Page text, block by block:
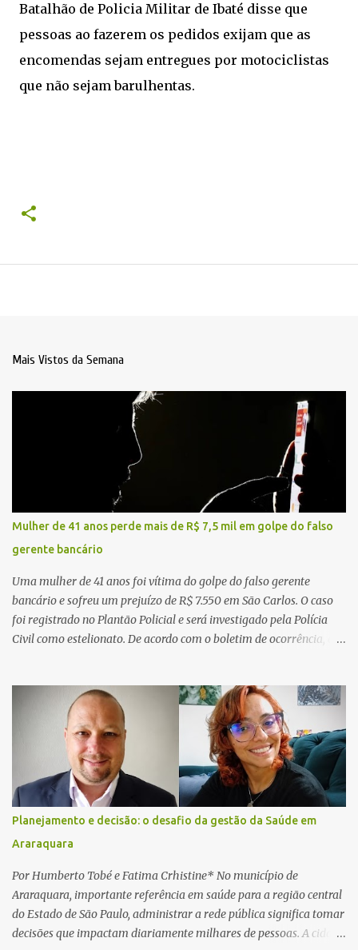
Batalhão de Policia Militar de Ibaté disse que
pessoas ao fazerem os pedidos exijam que as
encomendas sejam entregues por motociclistas
que não sejam barulhentas.
Mais Vistos da Semana
Mulher de 41 anos perde mais de R$ 7,5 mil em golpe do falso
gerente bancário
Uma mulher de 41 anos foi vítima do golpe do falso gerente
bancário e sofreu um prejuízo de R$ 7.550 em São Carlos. O caso
foi registrado no Plantão Policial e será investigado pela Polícia
Civil como estelionato. De acordo com o boletim de ocorrência, a
suspeito alegou que seria necessário atualizar o cadastro da conta
e passou a orientar a vítima sobre os procedimentos que deveriam
ser realizados. Dias depois, o golpista enviou um documento em
PDF simulando uma comunicação oficial da instituição financeira.
Na sequência, entrou em contato por telefone e encaminhou um
link, orientando a vítima a acessá-lo pelo computador para
concluir a suposta atualização cadastral. Após realizar o
procedimento, a conta bancária ficou bloqueada por algumas
horas. Sem conseguir acessar o sistema, a vítima tentou
novamente contato com o suposto gerente, mas não obteve
resposta. Na segunda-fe...
Planejamento e decisão: o desafio da gestão da Saúde em
Araraquara
Por Humberto Tobé e Fatima Crhistine* No município de
Araraquara, importante referência em saúde para a região central
do Estado de São Paulo, administrar a rede pública significa tomar
decisões que impactam diariamente milhares de pessoas. A cidade